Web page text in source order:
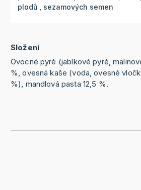
plodů , sezamových semen
Složení
Ovocné pyré (jablkové pyré,
%, ovesná kaše (voda, ovesné
%), mandlová pasta 12‚5 %.